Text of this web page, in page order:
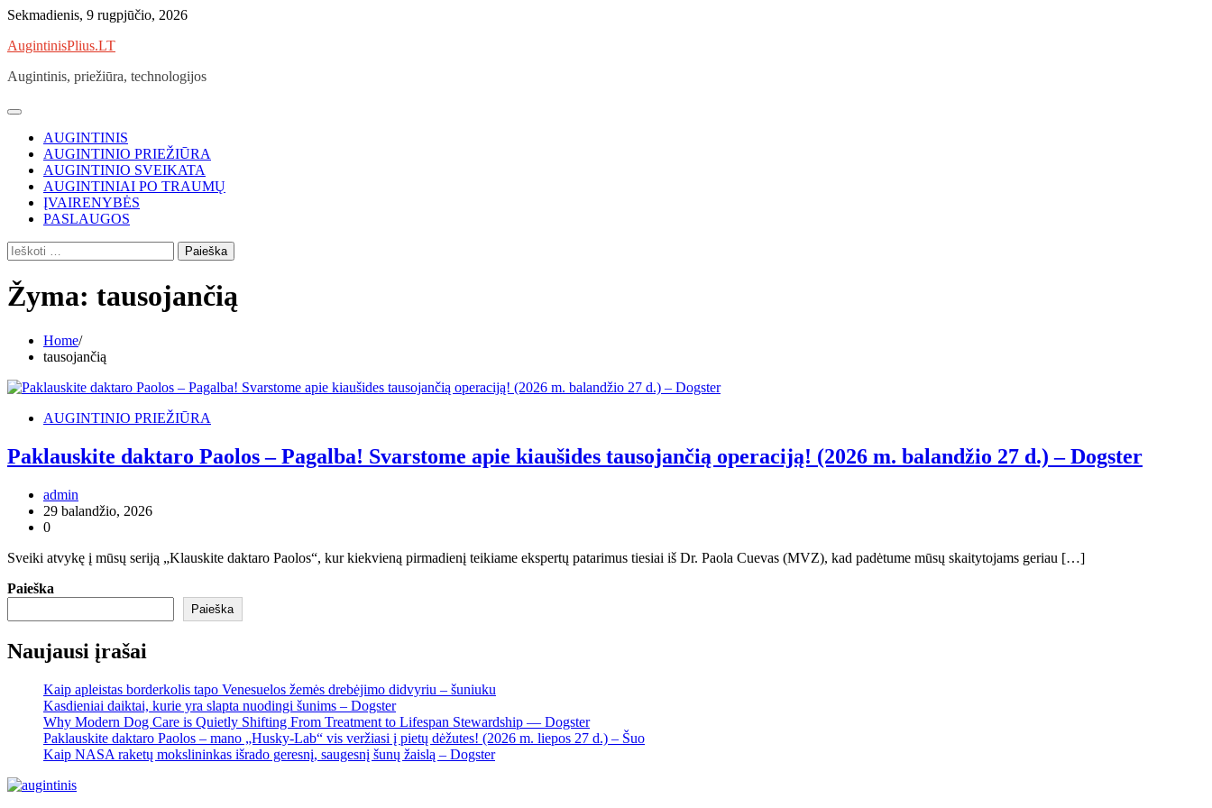
Skip
content
Sekmadienis, 9 rugpjūčio, 2026
AugintinisPlius.LT
Augintinis, priežiūra, technologijos
AUGINTINIS
AUGINTINIO PRIEŽIŪRA
AUGINTINIO SVEIKATA
AUGINTINIAI PO TRAUMŲ
ĮVAIRENYBĖS
PASLAUGOS
Ieškoti:
Žyma: tausojančią
Home
tausojančią
AUGINTINIO PRIEŽIŪRA
Paklauskite daktaro Paolos – Pagalba! Svarstome apie kiaušides tausojančią operaciją! (2026 m. balandžio 27 d.) – Dogster
admin
29 balandžio, 2026
0
Sveiki atvykę į mūsų seriją „Klauskite daktaro Paolos“, kur kiekvieną pirmadienį teikiame ekspertų patarimus tiesiai iš Dr. Paola Cuevas (MVZ), kad padėtume mūsų skaitytojams geriau […]
Paieška
Paieška
Naujausi įrašai
Kaip apleistas borderkolis tapo Venesuelos žemės drebėjimo didvyriu – šuniuku
Kasdieniai daiktai, kurie yra slapta nuodingi šunims – Dogster
Why Modern Dog Care is Quietly Shifting From Treatment to Lifespan Stewardship — Dogster
Paklauskite daktaro Paolos – mano „Husky-Lab“ vis veržiasi į pietų dėžutes! (2026 m. liepos 27 d.) – Šuo
Kaip NASA raketų mokslininkas išrado geresnį, saugesnį šunų žaislą – Dogster